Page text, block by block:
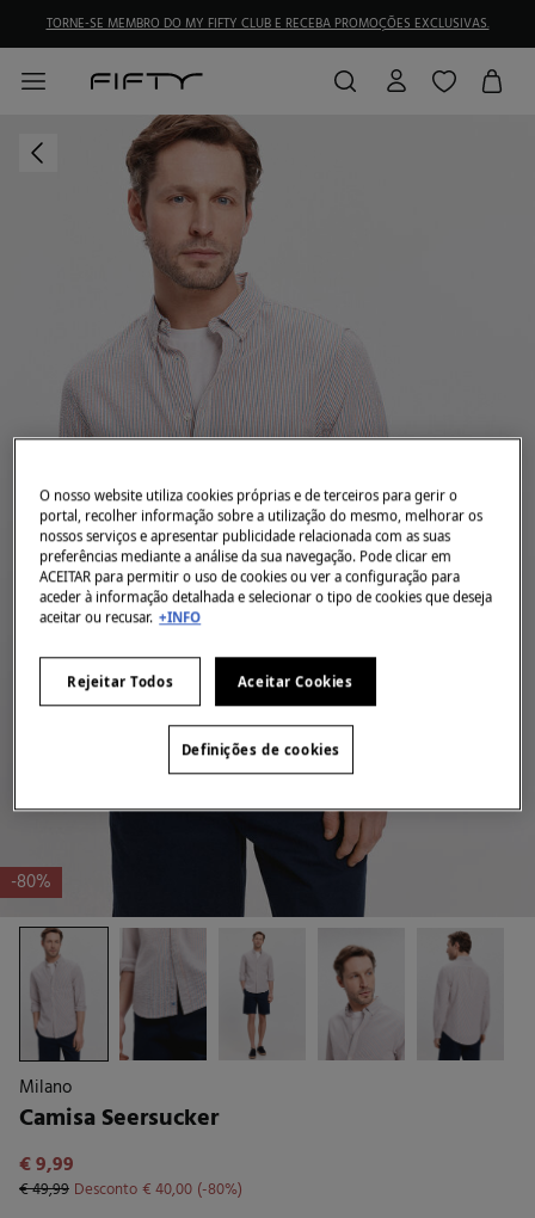
TORNE-SE MEMBRO DO MY FIFTY CLUB E RECEBA PROMOÇÕES EXCLUSIVAS.
-80%
Milano
Camisa Seersucker
€ 9,99
€ 49,99 Desconto€ 40,00
80
O nosso website utiliza cookies próprias e de terceiros para gerir o
portal, recolher informação sobre a utilização do mesmo, melhorar os
nossos serviços e apresentar publicidade relacionada com as suas
preferências mediante a análise da sua navegação. Pode clicar em
ACEITAR para permitir o uso de cookies ou ver a configuração para
aceder à informação detalhada e selecionar o tipo de cookies que deseja
aceitar ou recusar. +INFO
Rejeitar Todos Aceitar Cookies
Definições de cookies